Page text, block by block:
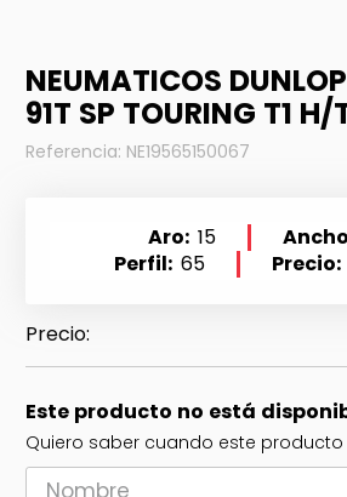
NEUMATICOS
91T SP TOURING T1 H/
Referencia: NE19565150067
Aro 15 Ancho
Perfil 65 Precio
Este producto no está
Quiero saber cuando este